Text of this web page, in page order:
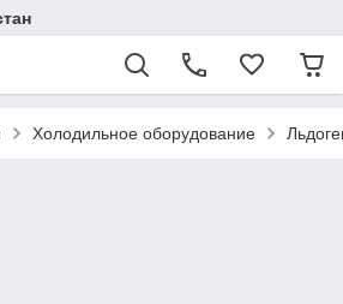
Холодильное оборудование